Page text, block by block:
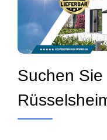
Suchen